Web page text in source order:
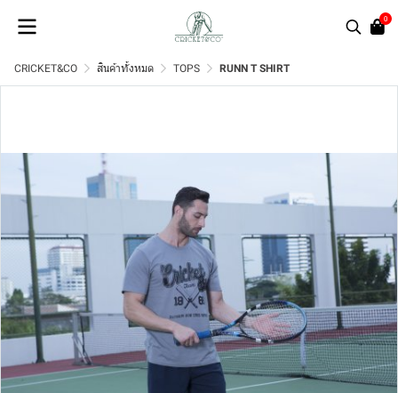
0
CRICKET&CO สินค้าทั้งหมด TOPS RUNN T SHIRT